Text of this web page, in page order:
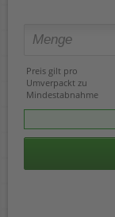
Preis gilt pro
Umverpackt zu
Mindestabnahme